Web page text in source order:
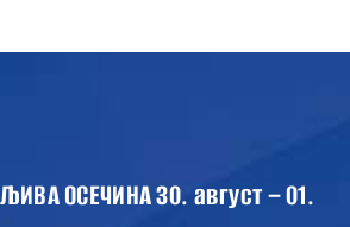
ОСЕЧИНА 30. август – 01.